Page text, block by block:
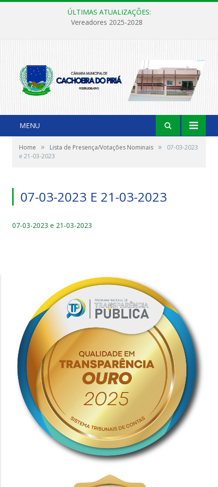
ÚLTIMAS ATUALIZAÇÕES:
Vereadores 2025-2028
MENU
Home » Lista de Presença/Votações Nominais »
07-03-2023
e 21-03-2023
07-03-2023 E 21-03-2023
07-03-2023 e 21-03-2023